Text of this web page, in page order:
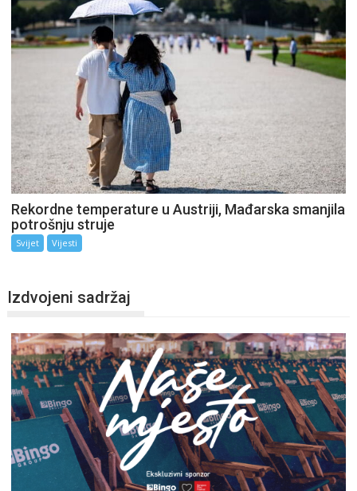
Rekordne temperature u Austriji, Mađarska smanjila
potrošnju struje
Svijet Vijesti
Izdvojeni sadržaj